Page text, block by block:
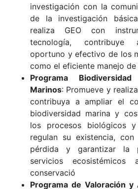
investigación con la
de la investigación
realiza GEO con
tecnología, contribuye
oportuno y efectivo de los
como el eficiente manejo de
Programa
Marinos: Promueve y
contribuya a ampliar el
biodiversidad marina y
los procesos biológicos
regulan su existencia,
pérdida y garantizar la
servicios
conservació
Programa de Valoración y